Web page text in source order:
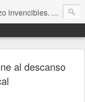
sino como aquellos que no se rinden”. Frida Kahlo
al descanso